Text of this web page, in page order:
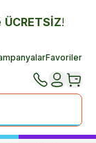
ÜCRETSİZ!
Favoriler